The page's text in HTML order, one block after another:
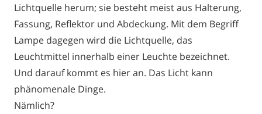
Lichtquelle herum; sie besteht meist aus Halterung,
Fassung, Reflektor und Abdeckung. Mit dem Begriff
Lampe dagegen wird die Lichtquelle, das
Leuchtmittel innerhalb einer Leuchte bezeichnet.
Und darauf kommt es hier an. Das Licht kann
phänomenale Dinge.
Nämlich?